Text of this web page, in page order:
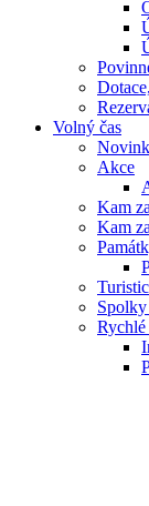
Volný čas
Akce
Kam
Kam
Spolky